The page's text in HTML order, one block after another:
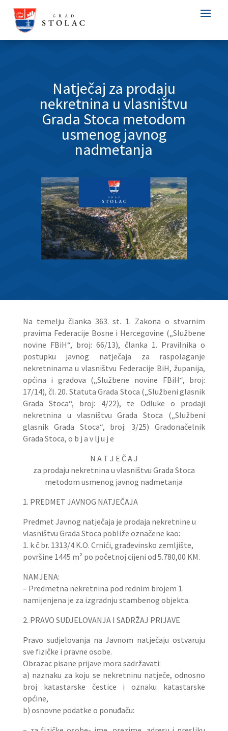
Natječaj za prodaju
nekretnina u vlasništvu
Grada Stoca metodom
usmenog javnog
nadmetanja
Na temelju članka 363. st. 1. Zakona o stvarnim
pravima Federacije Bosne i Hercegovine („Službene
novine FBiH“, broj: 66/13), članka 1. Pravilnika o
postupku javnog natječaja za raspolaganje
nekretninama u vlasništvu Federacije BiH, županija,
općina i gradova („Službene novine FBiH“, broj:
17/14), čl. 20. Statuta Grada Stoca („Službeni glasnik
Grada Stoca“, broj: 4/22), te Odluke o prodaji
nekretnina u vlasništvu Grada Stoca („Službeni
glasnik Grada Stoca“, broj: 3/25) Gradonačelnik
Grada Stoca, o b j a v lj u j e
N A T J E Č A J
za prodaju nekretnina u vlasništvu Grada Stoca
metodom usmenog javnog nadmetanja
1. PREDMET JAVNOG NATJEČAJA
Predmet Javnog natječaja je prodaja nekretnine u
vlasništvu Grada Stoca pobliže označene kao:
1. k.č.br. 1313/4 K.O. Crnići, građevinsko zemljište,
površine 1445 m² po početnoj cijeni od 5.780,00 KM.
NAMJENA:
– Predmetna nekretnina pod rednim brojem 1.
namijenjena je za izgradnju stambenog objekta.
2. PRAVO SUDJELOVANJA I SADRŽAJ PRIJAVE
Pravo sudjelovanja na Javnom natječaju ostvaruju
sve fizičke i pravne osobe.
Obrazac pisane prijave mora sadržavati:
a) naznaku za koju se nekretninu natječe, odnosno
broj katastarske čestice i oznaku katastarske
općine,
b) osnovne podatke o ponuđaču: